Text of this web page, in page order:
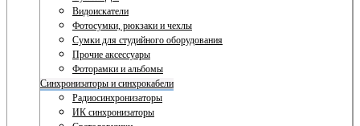
Видоискатели
Фотосумки, рюкзаки и чехлы
Сумки для студийного оборудования
Прочие аксессуары
Фоторамки и альбомы
Синхронизаторы и синхрокабели
Радиосинхронизаторы
ИК синхронизаторы